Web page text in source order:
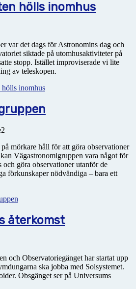
hölls inomhus
var det dags för Astronomins dag och
siktade på utomhusaktiviteter på
stopp. Istället improviserade vi lite
av teleskopen.
hölls inomhus
mörkare håll för att göra observationer
Vägastronomigruppen vara något för
göra observationer utanför de
förkunskaper nödvändiga – bara ett
återkomst
och Observatoriegänget har startat upp
ska jobba med Solsystemet.
Obsgänget ser på Universums